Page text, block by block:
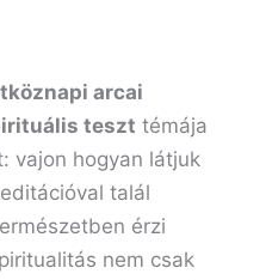
arcai
teszt témája
vajon hogyan látjuk
talál
érzi
nem csak